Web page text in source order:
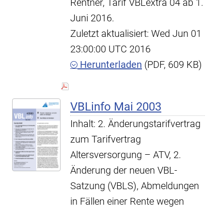
Rentner, Tarif VBLextra 04 ab 1.
Juni 2016.
Zuletzt aktualisiert: Wed Jun 01
23:00:00 UTC 2016
Herunterladen (PDF, 609 KB)
VBLinfo Mai 2003
Inhalt: 2. Änderungstarifvertrag
zum Tarifvertrag
Altersversorgung – ATV, 2.
Änderung der neuen VBL-
Satzung (VBLS), Abmeldungen
in Fällen einer Rente wegen